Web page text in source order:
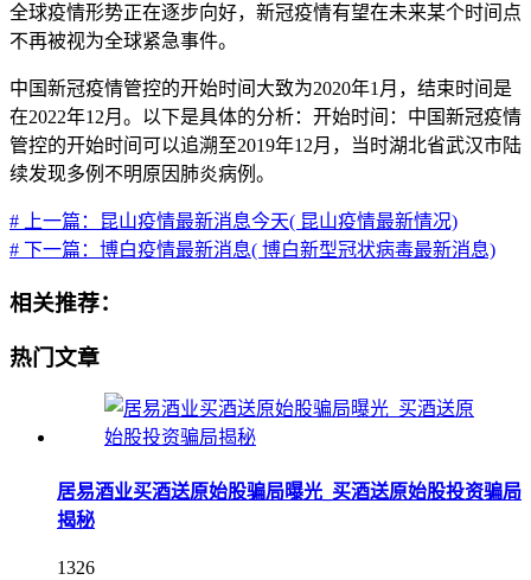
全球疫情形势正在逐步向好，新冠疫情有望在未来某个时间点
不再被视为全球紧急事件。
中国新冠疫情管控的开始时间大致为2020年1月，结束时间是
在2022年12月。以下是具体的分析：开始时间：中国新冠疫情
管控的开始时间可以追溯至2019年12月，当时湖北省武汉市陆
续发现多例不明原因肺炎病例。
# 上一篇：昆山疫情最新消息今天( 昆山疫情最新情况)
# 下一篇：博白疫情最新消息( 博白新型冠状病毒最新消息)
相关推荐：
热门文章
居易酒业买酒送原始股骗局曝光_买酒送原始股投资骗局
揭秘
1326